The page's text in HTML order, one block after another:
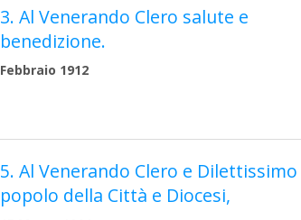
3. Al Venerando Clero salute e
benedizione.
Febbraio 1912
5. Al Venerando Clero e Dilettissimo
popolo della Città e Diocesi,